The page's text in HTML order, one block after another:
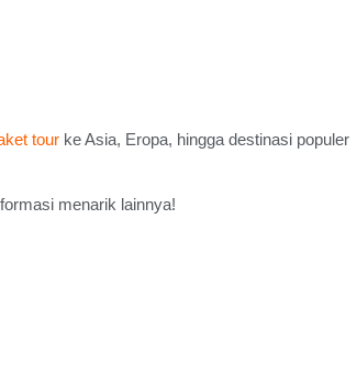
tour ke Asia, Eropa, hingga destinasi populer
menarik lainnya!